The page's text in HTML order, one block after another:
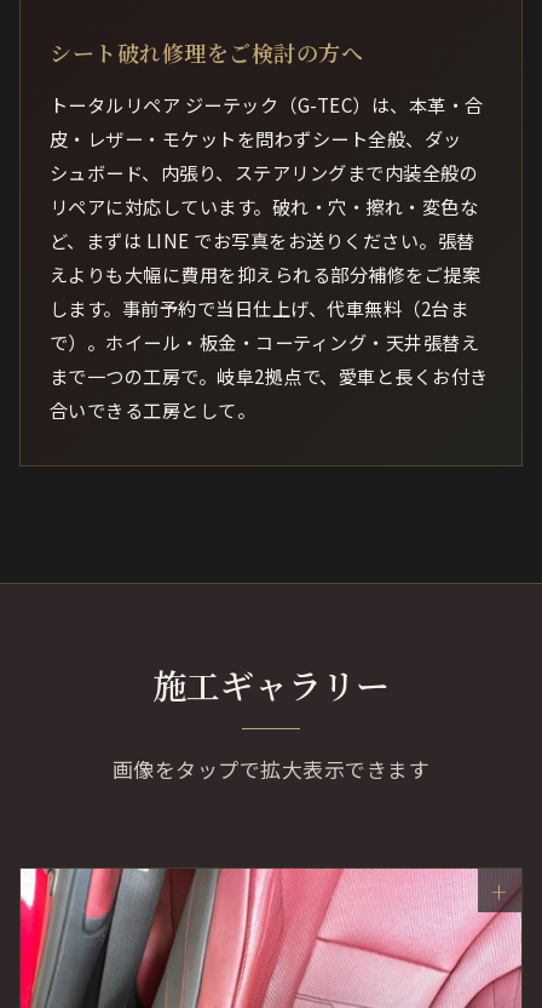
シート破れ修理をご検討の方へ
トータルリペア ジーテック（G-TEC）は、本革・合
皮・レザー・モケットを問わずシート全般、ダッ
シュボード、内張り、ステアリングまで内装全般の
リペアに対応しています。破れ・穴・擦れ・変色な
ど、まずは LINE でお写真をお送りください。張替
えよりも大幅に費用を抑えられる部分補修をご提案
します。事前予約で当日仕上げ、代車無料（2台ま
で）。ホイール・板金・コーティング・天井張替え
まで一つの工房で。岐阜2拠点で、愛車と長くお付き
合いできる工房として。
施工ギャラリー
画像をタップで拡大表示できます